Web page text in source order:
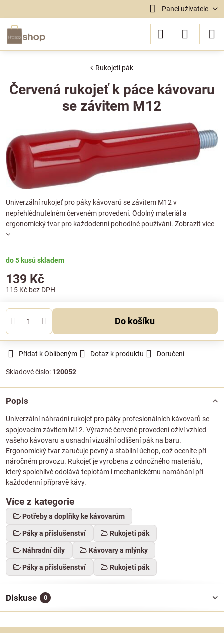
Panel uživatele
Rukojeti pák
Červená rukojeť k páce kávovaru
se závitem M12
Univerzální rukojeť pro páky kávovarů se závitem M12 v
nepřehlédnutelném červeném provedení. Odolný materiál a
ergonomický tvar pro každodenní pohodlné používání. Zobrazit více
do 5 kusů skladem
139 Kč
115 Kč bez DPH
Do košíku
Přidat k Oblíbeným Dotaz k produktu Doručení
Skladové číslo: 120052
Popis
Univerzální náhradní rukojeť pro páky profesionálních kávovarů se
spojovacím závitem M12. Výrazné červené provedení oživí vzhled
vašeho kávovaru a usnadní vizuální odlišení pák na baru.
Ergonomický tvar zaručuje pevný a stabilní úchop, což oceníte při
náročném provozu. Rukojeť je vyrobena z odnožného materiálu,
který spolehlivě odolává teplotám i mechanickému namáhání při
každodenní přípravě kávy.
Více z kategorie
Potřeby a doplňky ke kávovarům
Páky a příslušenství Rukojeti pák
Náhradní díly Kávovary a mlýnky
Páky a příslušenství Rukojeti pák
Diskuse 0